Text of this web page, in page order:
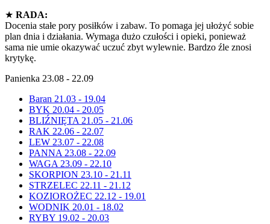
★ RADA:
Docenia stałe pory posiłków i zabaw. To pomaga jej ułożyć sobie
plan dnia i działania. Wymaga dużo czułości i opieki, ponieważ
sama nie umie okazywać uczuć zbyt wylewnie. Bardzo źle znosi
krytykę.
Panienka 23.08 - 22.09
Baran 21.03 - 19.04
BYK 20.04 - 20.05
BLIŹNIĘTA 21.05 - 21.06
RAK 22.06 - 22.07
LEW 23.07 - 22.08
PANNA 23.08 - 22.09
WAGA 23.09 - 22.10
SKORPION 23.10 - 21.11
STRZELEC 22.11 - 21.12
KOZIOROŻEC 22.12 - 19.01
WODNIK 20.01 - 18.02
RYBY 19.02 - 20.03